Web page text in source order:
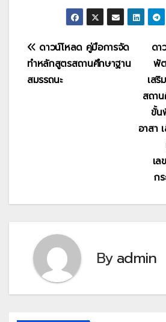
แนะแนว
เรื่อง
ดา
พั
เสริ
สถา
ขั้น
อาสา
เล
ก
ดาวน์โหลด คู่มือการจัด
ทำหลักสูตรสถานศึกษาฐาน
สมรรถนะ
Byadmin